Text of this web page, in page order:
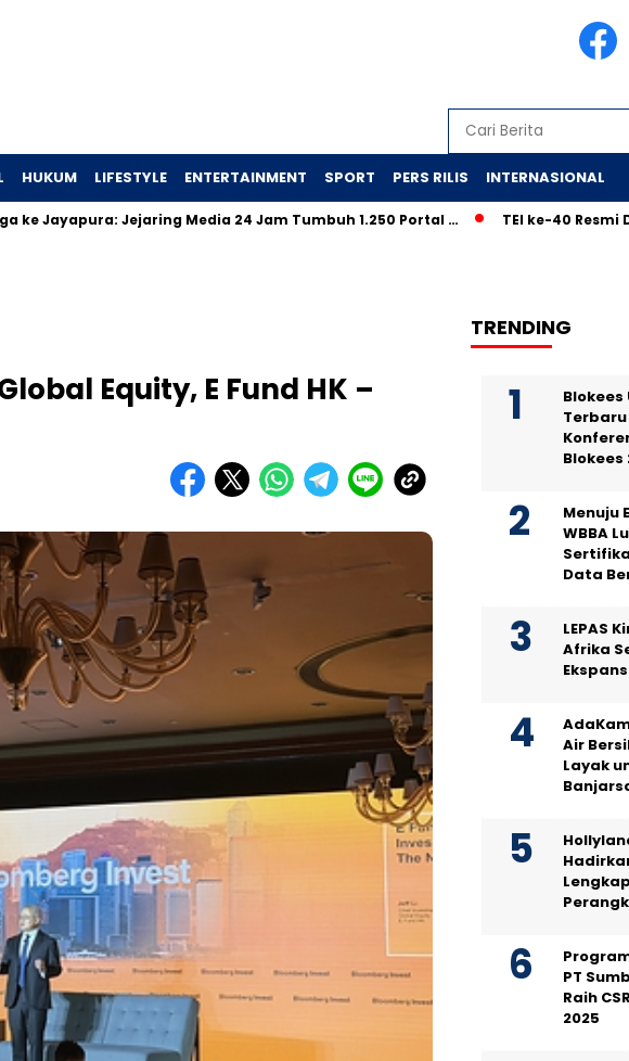
HUKUM LIFESTYLE ENTERTAINMENT SPORT PERS RILIS INTERNASIONAL
Jejaring Media 24 Jam Tumbuh 1.250 Portal … TEI ke-40 Resmi Ditutup,
Equity, E Fund HK –
TRENDING
Blokees
Blokees
Menuju
WBBA
Data
LEPAS
Afrika
Air
Layak
PT
Raih
2025